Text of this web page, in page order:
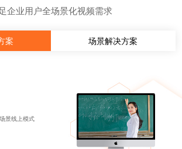
企业用户全场景化视频需求
案 场景解决方案
景线上模式